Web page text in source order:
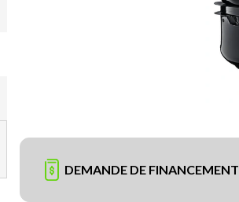
DEMANDE DE FINANCEMENT